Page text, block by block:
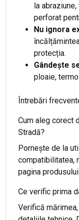
la
perforat
Nu ignora
protecția.
Gândește
ploaie,
Întrebări
Cum aleg corect
Stradă?
Pornește de la
compatibilitatea,
pagina produsului.
Ce verific prima
Verifică